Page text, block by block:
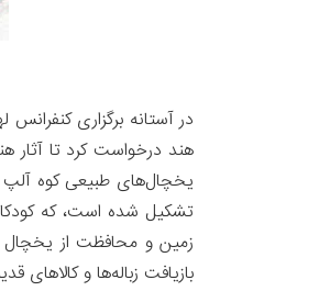
در آستانه برگزاری
تشکیل شده است، که
زمین و محافظت از یخچال
بازیافت زباله‌ها و